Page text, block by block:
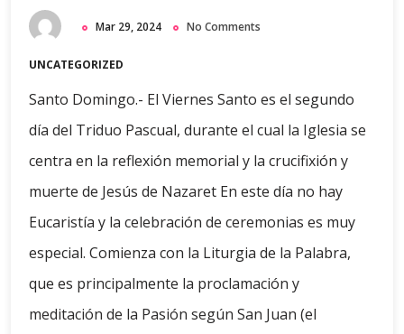
Mar 29, 2024 No Comments
UNCATEGORIZED
Santo Domingo.- El Viernes Santo es el segundo
día del Triduo Pascual, durante el cual la Iglesia se
centra en la reflexión memorial y la crucifixión y
muerte de Jesús de Nazaret En este día no hay
Eucaristía y la celebración de ceremonias es muy
especial. Comienza con la Liturgia de la Palabra,
que es principalmente la proclamación y
meditación de la Pasión según San Juan (el